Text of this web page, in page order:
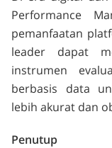
Performance
pemanfaatan
leader dapat
instrumen
berbasis data
lebih akurat dan
Penutup